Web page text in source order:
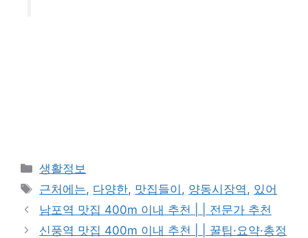
카
테
리
생활정보
태
그
근처에는, 다양한, 맛집들이 , 양동시장역 , 있어
남포역 맛집 400m 이내 추천 | | 전문가 추천
신풍역 맛집 400m 이내 추천 | | 꿀팁·요약·총정